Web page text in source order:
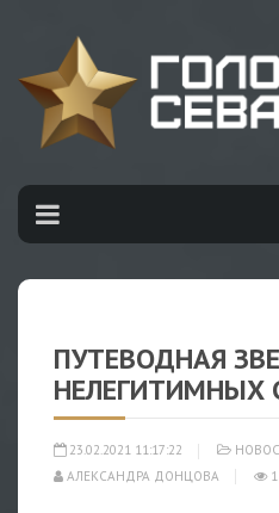
ПУТЕВОДНАЯ
НЕЛЕГИТИМНЫХ
23.02.2021 11:17:22
АЛЕКСАНДРА ДОНЦОВА
1